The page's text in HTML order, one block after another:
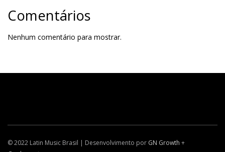
Comentários
Nenhum comentário para mostrar.
© 2022 Latin Music Brasil | Desenvolvimento por GN Growth +